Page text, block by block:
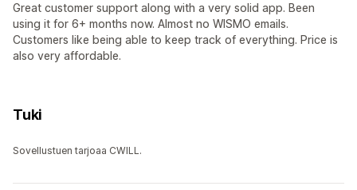
Great customer support along with a very solid app. Been
using it for 6+ months now. Almost no WISMO emails.
Customers like being able to keep track of everything. Price is
also very affordable.
Tuki
Sovellustuen tarjoaa CWILL.